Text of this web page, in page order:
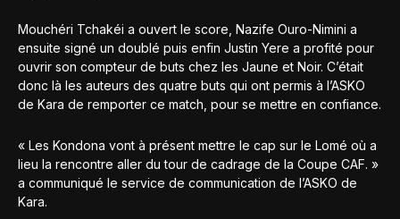
Mouchéri Tchakéi a ouvert le score, Nazife Ouro-Nimini a
ensuite signé un doublé puis enfin Justin Yere a profité pour
ouvrir son compteur de buts chez les Jaune et Noir. C’était
donc là les auteurs des quatre buts qui ont permis à l’ASKO
de Kara de remporter ce match, pour se mettre en confiance.
« Les Kondona vont à présent mettre le cap sur le Lomé où a
lieu la rencontre aller du tour de cadrage de la Coupe CAF. »
a communiqué le service de communication de l’ASKO de
Kara.